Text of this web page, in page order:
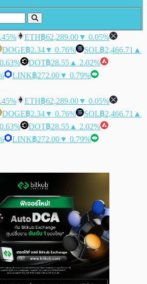
ETH฿62,289.00▼ 0.05%
DOGE฿2.34▼ 0.76% SOL฿2,466.71 ▲
DOT฿28.55 ▲ 2.02%
LINK฿272.00▼ 0.79%
ETH฿62,289.00▼ 0.05%
DOGE฿2.34▼ 0.76% SOL฿2,466.71 ▲
DOT฿28.55 ▲ 2.02%
LINK฿272.00▼ 0.79%